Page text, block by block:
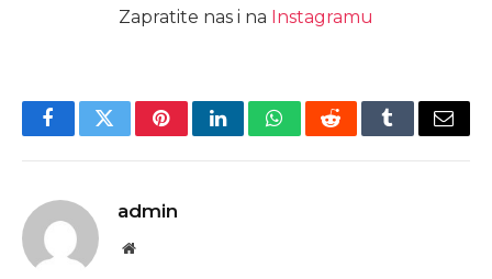
Zapratite nas i na Instagramu
FacebookTwitterPinterestLinkedInWhatsAppRedditTumblrEmail
admin
Website